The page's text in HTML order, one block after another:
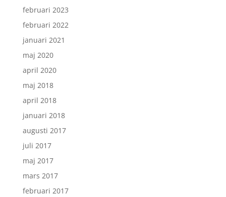
februari 2023
februari 2022
januari 2021
maj 2020
april 2020
maj 2018
april 2018
januari 2018
augusti 2017
juli 2017
maj 2017
mars 2017
februari 2017